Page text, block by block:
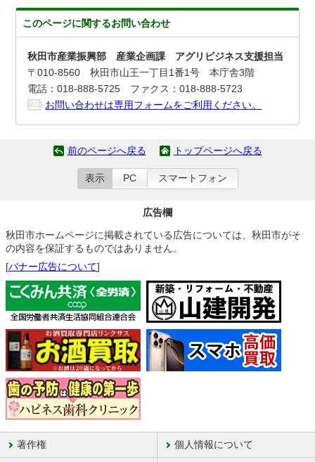
このページに関するお問い合わせ
秋田市産業振興部 産業企画課 アグリビジネス支援担当
〒010-8560 秋田市山王一丁目1番1号 本庁舎3階
電話：018-888-5725 ファクス：018-888-5723
お問い合わせは専用フォームをご利用ください。
前のページへ戻る トップページへ戻る
表示 PC スマートフォン
広告欄
秋田市ホームページに掲載されている広告については、秋田市がそ
の内容を保証するものではありません。
[バナー広告について]
著作権 個人情報について